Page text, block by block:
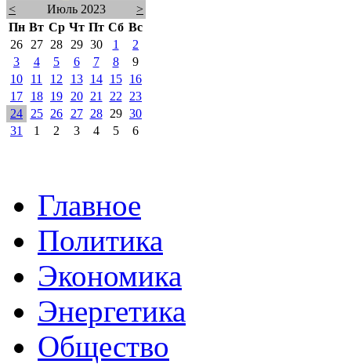
< Июль 2023
>
Пн Вт Ср Чт Пт Сб Вс
26
27 28 29 30 1
2
3
4 5 6 7 8
9
10
11 12 13 14 15
16
17
18 19 20 21 22
23
24
25 26 27 28 29 30
31
1 2 3 4 5 6
Главное
Политика
Экономика
Энергетика
Общество